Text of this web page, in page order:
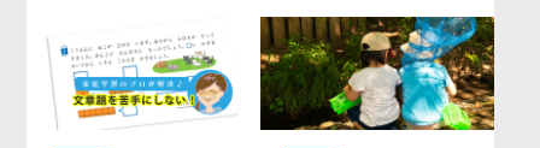
ー企画「叶えるちから、
伝えるちから」。 今回
は、Bリーグでプロバス
ケットボール選手として
こども向け小学館オリジ
ナルコンテンツが独占配
信スタート！ 配信される
のは、 『やきとりくん』